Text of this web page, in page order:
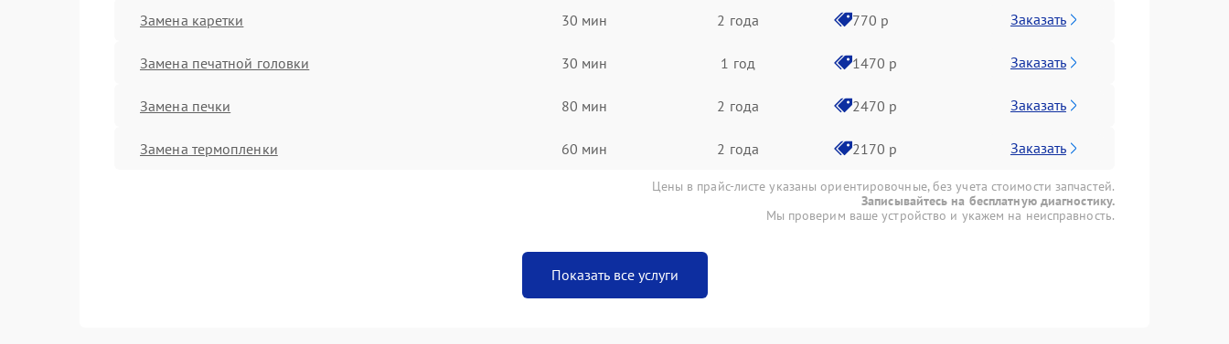
Замена каретки 30 мин 2 года 770 р Заказать
Замена печатной головки 30 мин 1 год 1470 р Заказать
Замена печки 80 мин 2 года 2470 р Заказать
Замена термопленки 60 мин 2 года 2170 р Заказать
Цены в прайс-листе указаны ориентировочные, без учета стоимости запчастей.
Записывайтесь на бесплатную диагностику.
Мы проверим ваше устройство и укажем на неисправность.
Показать все услуги